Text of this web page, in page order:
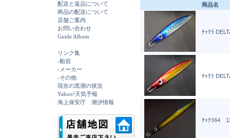
配送と返品について
商品の配送について
店舗ご案内
お問い合わせ
Guide Album
リンク集
-船宿
-メーカー
-その他
現在の黒潮の状況
Yahoo!天気予報
海上保安庁 潮汐情報
商品名
ﾁｬｸﾗ
ﾁｬｸﾗ
ﾁｬｸﾗ64